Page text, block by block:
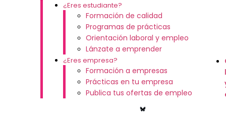
¿Eres estudiante?
Formación de calidad
Programas de prácticas
Orientación laboral y empleo
Lánzate a emprender
¿Eres empresa?
Formación a empresas
Prácticas en tu empresa
Publica tus ofertas de empleo